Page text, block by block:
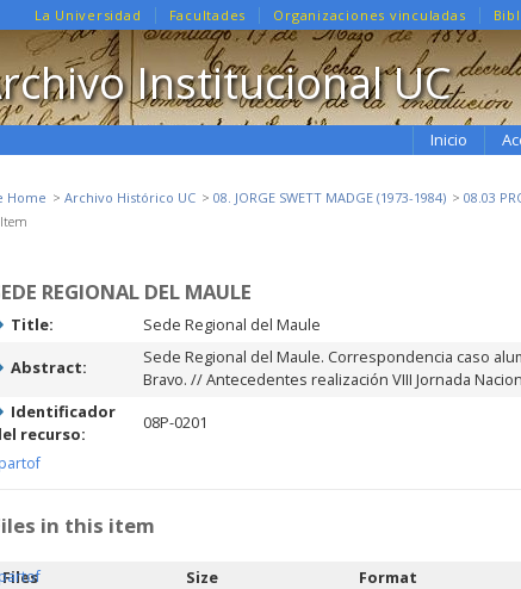
La Universidad Facultades Organizaciones vinculadas
Institucional UC
Inicio
Home Archivo Histórico UC 08. JORGE SWETT MADGE (1973-1984) 08.03
REGIONAL DEL MAULE
Title:
Sede Regional del Maule
Abstract:
Sede Regional del Maule. Correspondencia caso
Bravo. // Antecedentes realización VIII Jornada
Identificador
recurso:
08P-0201
in this item
Files Size Format